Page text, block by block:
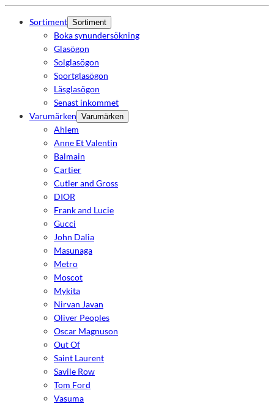
Sortiment Sortiment
Boka synundersökning
Glasögon
Solglasögon
Sportglasögon
Läsglasögon
Senast inkommet
Varumärken Varumärken
Ahlem
Anne Et Valentin
Balmain
Cartier
Cutler and Gross
DIOR
Frank and Lucie
Gucci
John Dalia
Masunaga
Metro
Moscot
Mykita
Nirvan Javan
Oliver Peoples
Oscar Magnuson
Out Of
Saint Laurent
Savile Row
Tom Ford
Vasuma